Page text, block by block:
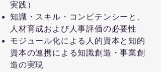
実践）
知識・スキル・コンピテンシーと、
人材育成および人事評価の必要性
モジュール化による人的資本と知的
資本の連携による知識創造・事業創
造の実現